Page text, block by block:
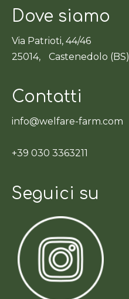
Dove siamo
Via Patrioti, 44/46
25014, Castenedolo (BS)
Contatti
info@welfare-farm.com
+39 030 3363211
Seguici su